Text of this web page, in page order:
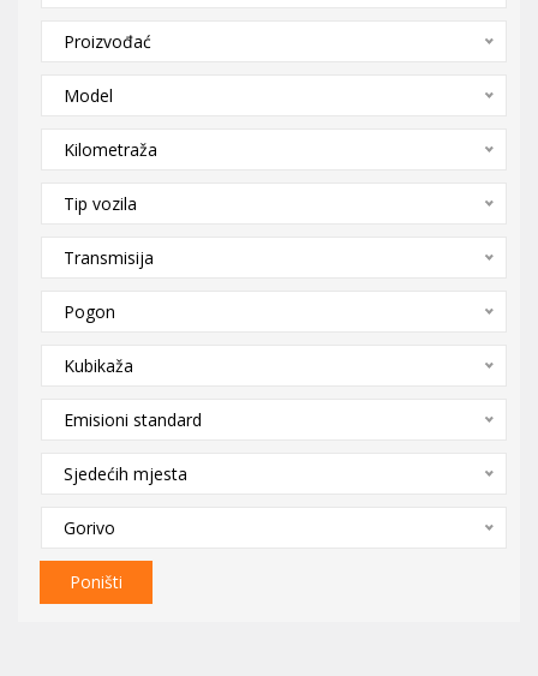
Proizvođać
Model
Kilometraža
Tip vozila
Transmisija
Pogon
Kubikaža
Emisioni standard
Sjedećih mjesta
Gorivo
Poništi